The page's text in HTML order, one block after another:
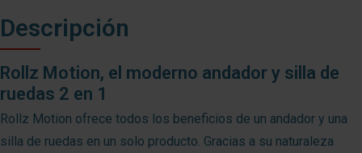
Descripción
Rollz Motion, el moderno andador y silla de
ruedas 2 en 1
Rollz Motion ofrece todos los beneficios de un andador y una
silla de ruedas en un solo producto. Gracias a su naturaleza